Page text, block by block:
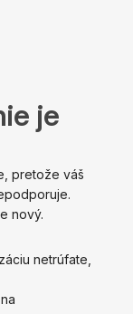
je
pretože váš
nový.
netrúfate,